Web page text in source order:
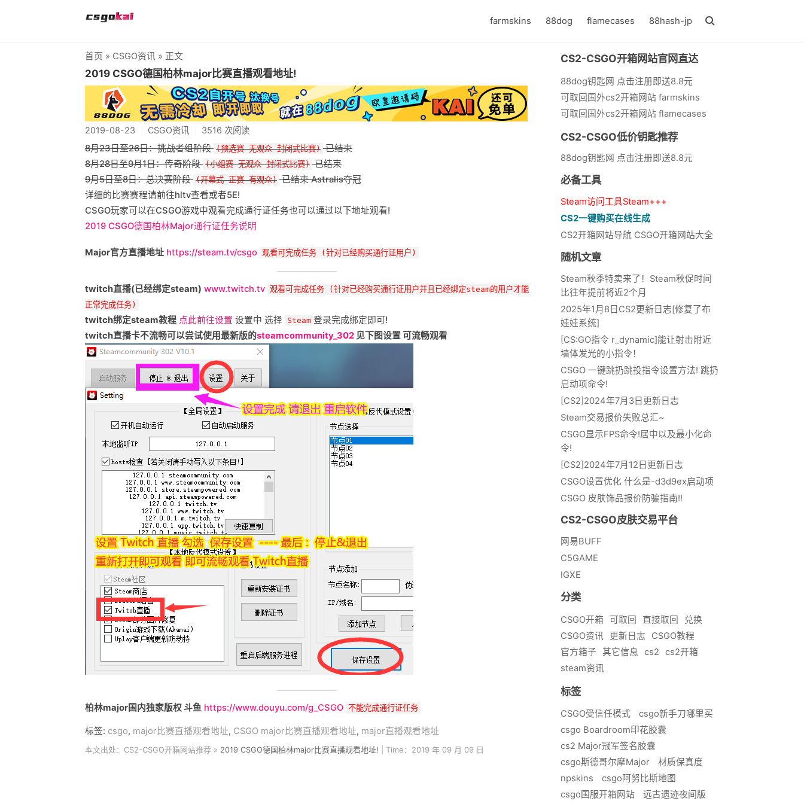
farmskins 88dog flamecases 88hash-jp
首页 » CSGO资讯 » 正文
2019 CSGO德国柏林major比赛直播观看地址!
2019-08-23 CSGO资讯 3516 次阅读
8月23日至26日：挑战者组阶段 (预选赛 无观众 封闭式比赛) 已结束
8月28日至9月1日：传奇阶段 (小组赛 无观众 封闭式比赛) 已结束
9月5日至8日：总决赛阶段 (开幕式 正赛 有观众) 已结束 Astralis夺冠
详细的比赛赛程请前往hltv查看或者5E!
CSGO玩家可以在CSGO游戏中观看完成通行证任务也可以通过以下地址观看!
2019 CSGO德国柏林Major通行证任务说明
Major官方直播地址 https://steam.tv/csgo 观看可完成任务 (针对已经购买通行证用户)
twitch直播(已经绑定steam) www.twitch.tv 观看可完成任务 (针对已经购买通行证用户并且已经绑定steam的用户才能
正常完成任务)
twitch绑定steam教程 点此前往设置 设置中 选择 Steam 登录完成绑定即可!
twitch直播卡不流畅可以尝试使用最新版的steamcommunity_302 见下图设置 可流畅观看
柏林major国内独家版权 斗鱼 https://www.douyu.com/g_CSGO 不能完成通行证任务
标签: csgo, major比赛直播观看地址, CSGO major比赛直播观看地址, major直播观看地址
本文出处：CS2-CSGO开箱网站推荐 » 2019 CSGO德国柏林major比赛直播观看地址! | Time：2019 年 09 月 09 日
CS2-CSGO开箱网站官网直达
88dog钥匙网 点击注册即送8.8元
可取回国外cs2开箱网站 farmskins
可取回国外cs2开箱网站 flamecases
CS2-CSGO低价钥匙推荐
88dog钥匙网 点击注册即送8.8元
必备工具
Steam访问工具Steam+++
CS2一键购买在线生成
CS2开箱网站导航 CSGO开箱网站大全
随机文章
Steam秋季特卖来了！Steam秋促时间
比往年提前将近2个月
2025年1月8日CS2更新日志[修复了布
娃娃系统]
[CS:GO指令 r_dynamic]能让射击附近
墙体发光的小指令！
CSGO 一键跳扔跳投指令设置方法! 跳扔
启动项命令!
[CS2]2024年7月3日更新日志
Steam交易报价失败总汇~
CSGO显示FPS命令!居中以及最小化命
令!
[CS2]2024年7月12日更新日志
CSGO设置优化 什么是-d3d9ex启动项
CSGO 皮肤饰品报价防骗指南!!
CS2-CSGO皮肤交易平台
网易BUFF
C5GAME
IGXE
分类
CSGO开箱 可取回 直接取回
兑换
CSGO资讯
更新日志
CSGO教程
官方箱子
其它信息 cs2
cs2开箱
steam资讯
标签
CSGO受信任模式
csgo新手刀哪里买
csgo Boardroom印花胶囊
cs2 Major冠军签名胶囊
csgo斯德哥尔摩Major
材质保真度
npskins
csgo阿努比斯地图
csgo国服开箱网站
远古遗迹夜间版